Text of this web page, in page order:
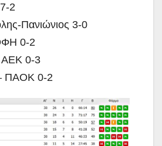
2
Πανιώνιος 3-0
0-2
ΑΕΚ 0-3
ΠΑΟΚ 0-2